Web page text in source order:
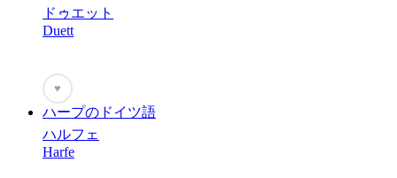
ドゥエット
Duett
♥
ハープのドイツ語
ハルフェ
Harfe